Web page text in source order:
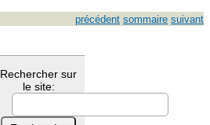
précédent sommaire suivant
Rechercher sur
le site: